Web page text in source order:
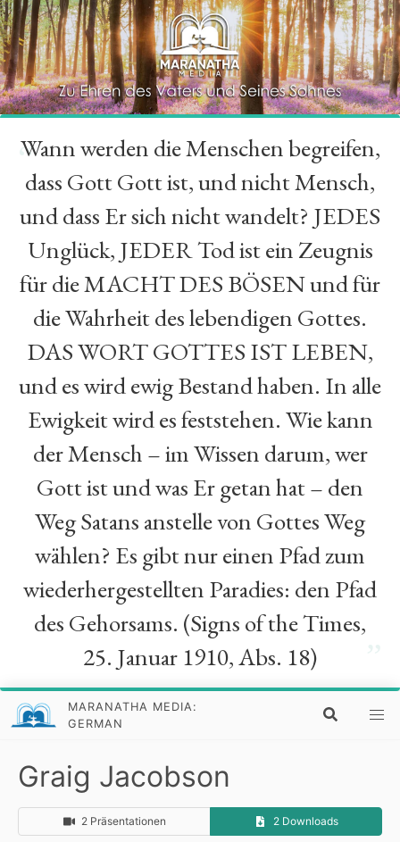
“
Wann werden die Menschen begreifen,
dass Gott Gott ist, und nicht Mensch,
und dass Er sich nicht wandelt? JEDES
Unglück, JEDER Tod ist ein Zeugnis
für die MACHT DES BÖSEN und für
die Wahrheit des lebendigen Gottes.
DAS WORT GOTTES IST LEBEN,
und es wird ewig Bestand haben. In alle
Ewigkeit wird es feststehen. Wie kann
der Mensch – im Wissen darum, wer
Gott ist und was Er getan hat – den
Weg Satans anstelle von Gottes Weg
wählen? Es gibt nur einen Pfad zum
wiederhergestellten Paradies: den Pfad
des Gehorsams. (Signs of the Times,
25. Januar 1910, Abs. 18)
MARANATHA MEDIA:
GERMAN
Graig Jacobson
2 Präsentationen 2 Downloads